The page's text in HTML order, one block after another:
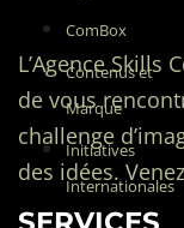
ComBox
Contenus et
Marque
Initiatives
Internationales
L’Agence
de vous
challenge
des idées.